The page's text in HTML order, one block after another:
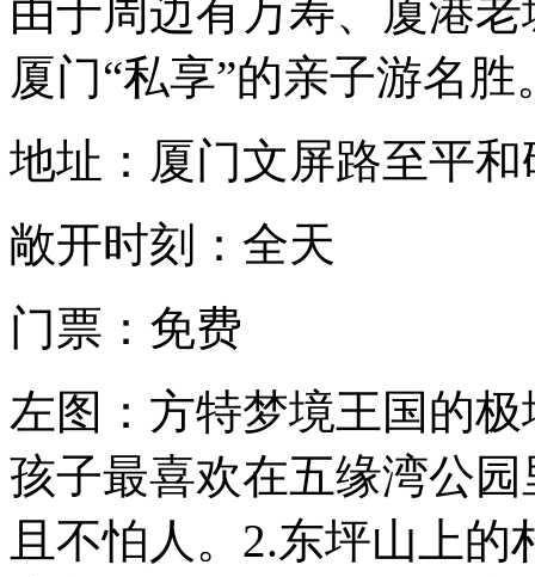
由于周边有万寿、厦港
厦门“私享”的亲子游名胜
地址：厦门文屏路至平和
敞开时刻：全天
门票：免费
左图：方特梦境王国的
孩子最喜欢在五缘湾公
且不怕人。2.东坪山上